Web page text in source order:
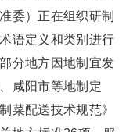
委）正在组织研制
语定义和类别进行
分地方因地制宜发
咸阳市等地制定
菜配送技术规范》